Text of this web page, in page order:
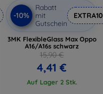
-10%
Rabatt
mit
Gutschein
EXTRA10
3MK FlexibleGlass Max Oppo
A16/A16s schwarz
15,90 €
4,41 €
Auf Lager 2 Stk.